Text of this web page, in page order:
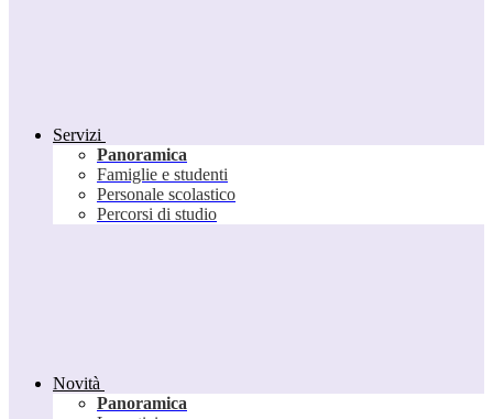
Servizi
Panoramica
Famiglie e studenti
Personale scolastico
Percorsi di studio
Novità
Panoramica